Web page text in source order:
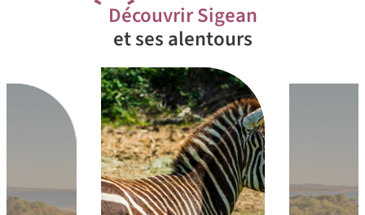
Découvrir Sigean
et ses alentours